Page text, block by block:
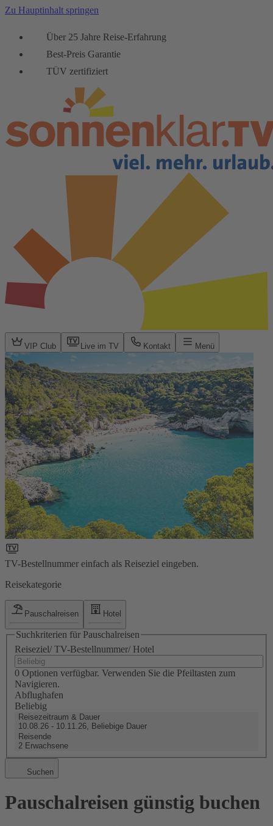
Zu Hauptinhalt springen
Über 25 Jahre Reise-Erfahrung
Best-Preis Garantie
TÜV zertifiziert
VIP Club Live im TV Kontakt Menü
TV-Bestellnummer einfach als Reiseziel eingeben.
Reisekategorie
Pauschalreisen Hotel
Suchkriterien für Pauschalreisen
Reiseziel/ TV-Bestellnummer/ Hotel
0 Optionen verfügbar. Verwenden Sie die Pfeiltasten zum
Navigieren.
Abflughafen
Beliebig
Reisezeitraum & Dauer
10.08.26 - 10.11.26, Beliebige Dauer
Reisende
2 Erwachsene
Suchen
Pauschalreisen günstig buchen